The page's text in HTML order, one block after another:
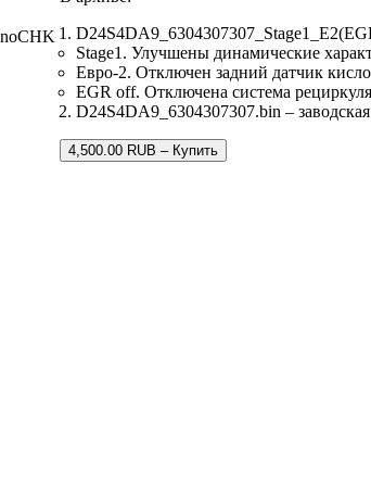
Stage1. Улучшены динамические
Евро-2. Отключен задний датчик
EGR off. Отключена система
D24S4DA9_6304307307.bin –
4,500.00 RUB – Купить